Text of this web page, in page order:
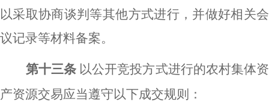
以采取协商谈判等其他方式进行，并做好相关会
议记录等材料备案。
第十三条 以公开竞投方式进行的农村集体资
产资源交易应当遵守以下成交规则：